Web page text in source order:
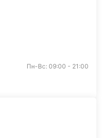
Пн-Вс: 09:00 - 21:00